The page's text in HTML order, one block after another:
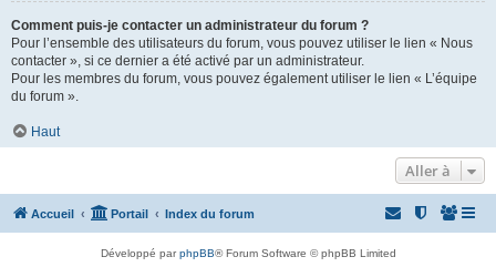
Comment puis-je contacter un administrateur du forum ?
Pour l’ensemble des utilisateurs du forum, vous pouvez utiliser le lien « Nous
contacter », si ce dernier a été activé par un administrateur.
Pour les membres du forum, vous pouvez également utiliser le lien « L’équipe
du forum ».
Haut
Aller à
Accueil Portail Index du forum
Développé parphpBB® Forum Software © phpBB Limited